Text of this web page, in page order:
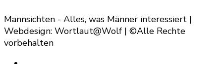
Mannsichten - Alles, was Männer interessiert |
Webdesign: Wortlaut@Wolf | ©Alle Rechte
vorbehalten